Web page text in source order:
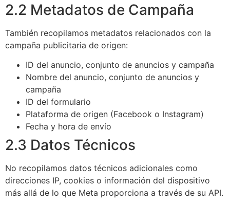
2.2 Metadatos de Campaña
También recopilamos metadatos relacionados con la
campaña publicitaria de origen:
ID del anuncio, conjunto de anuncios y campaña
Nombre del anuncio, conjunto de anuncios y
campaña
ID del formulario
Plataforma de origen (Facebook o Instagram)
Fecha y hora de envío
2.3 Datos Técnicos
No recopilamos datos técnicos adicionales como
direcciones IP, cookies o información del dispositivo
más allá de lo que Meta proporciona a través de su API.